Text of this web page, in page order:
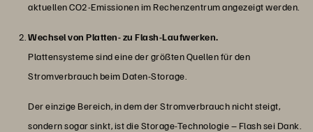
aktuellen CO2-Emissionen im Rechenzentrum angezeigt werden.
Wechsel von Platten- zu Flash-Laufwerken.
Plattensysteme sind eine der größten Quellen für den
Stromverbrauch beim Daten-Storage.
Der einzige Bereich, in dem der Stromverbrauch nicht steigt,
sondern sogar sinkt, ist die Storage-Technologie – Flash sei Dank.